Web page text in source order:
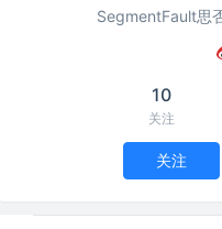
SegmentFault思
10
关注
关注